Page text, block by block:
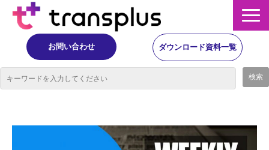
お問い合わせ ダウンロード資料一覧